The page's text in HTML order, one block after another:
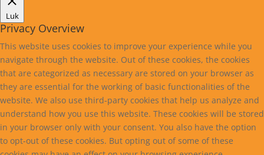
Luk
Privacy Overview
This website uses cookies to improve your experience while you
navigate through the website. Out of these cookies, the cookies
that are categorized as necessary are stored on your browser as
they are essential for the working of basic functionalities of the
website. We also use third-party cookies that help us analyze and
understand how you use this website. These cookies will be stored
in your browser only with your consent. You also have the option
to opt-out of these cookies. But opting out of some of these